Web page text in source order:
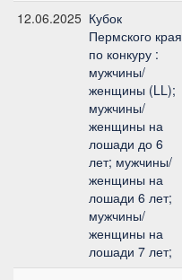
12.06.2025 Кубок
Пермского края
по конкуру :
мужчины/
женщины (LL);
мужчины/
женщины на
лошади до 6
лет; мужчины/
женщины на
лошади 6 лет;
мужчины/
женщины на
лошади 7 лет;